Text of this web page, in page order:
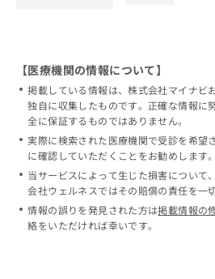
【医療機関の情報について】
掲載している情報は、株式会社マイナビ
独自に収集したものです。正確な情報に
全に保証するものではありません。
実際に検索された医療機関で受診を希望
に確認していただくことをお勧めします。
当サービスによって生じた損害について
会社ウェルネスではその賠償の責任を一
情報の誤りを発見された方は掲載情報の
絡をいただければ幸いです。